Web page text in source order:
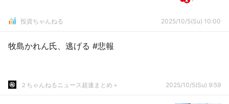
投資ちゃんねる 2025/10/5(Su) 10:00
牧島かれん氏、逃げる #悲報
２ちゃんねるニュース超速まとめ＋ 2025/10/5(Su) 9:59